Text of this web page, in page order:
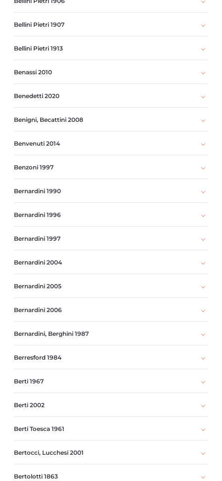
Bellini Pietri 1907
Bellini Pietri 1913
Benassi 2010
Benedetti 2020
Benigni, Becattini 2008
Benvenuti 2014
Benzoni 1997
Bernardini 1990
Bernardini 1996
Bernardini 1997
Bernardini 2004
Bernardini 2005
Bernardini 2006
Bernardini, Berghini 1987
Berresford 1984
Berti 1967
Berti 2002
Berti Toesca 1961
Bertocci, Lucchesi 2001
Bertolotti 1863